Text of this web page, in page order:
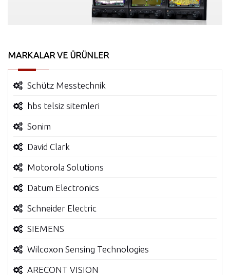
MARKALAR VE ÜRÜNLER
Schütz Messtechnik
hbs telsiz sitemleri
Sonim
David Clark
Motorola Solutions
Datum Electronics
Schneider Electric
SIEMENS
Wilcoxon Sensing Technologies
ARECONT VISION